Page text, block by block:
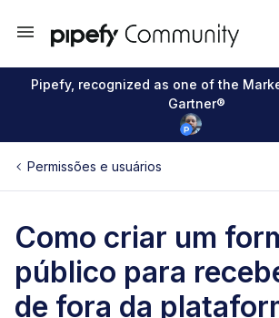
Pipefy, recognized as one of the
Gartner®
Permissões e usuários
Como criar um
público para
de fora da